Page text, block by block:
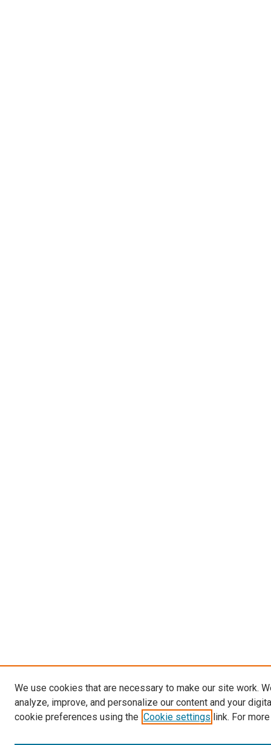
We use cookies that are necessary to make our site work.
analyze, improve, and personalize our content and your
cookie preferences using the Cookie settings link. For